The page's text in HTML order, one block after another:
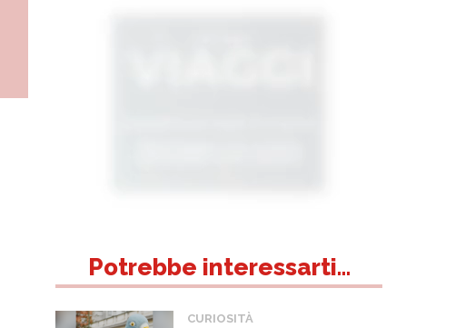
Potrebbe interessarti...
CURIOSITÀ